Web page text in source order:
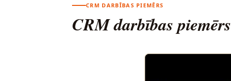
CRM DARBĪBAS PIEMĒRS
CRM darbības piemērs